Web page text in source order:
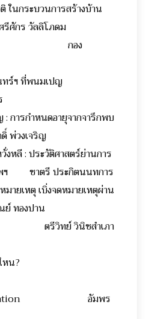
ในกระบวนการสร้างบ้าน
ร วัลลิโภดม
เดือน กอง
บดินทร์ฯ ที่พนมเปญ
: การกำหนดอายุจากจารึกพบ
งเจริญ
หลี : ประวัติศาสตร์ย่านการ
พฯ ชาตรี ประกิตนนทการ
ายเหตุ เบิ่งจดหมายเหตุผ่าน
องปาน
วิทย์ วินิชสำเภา
หนูอยู่ไหน?
อัมพร